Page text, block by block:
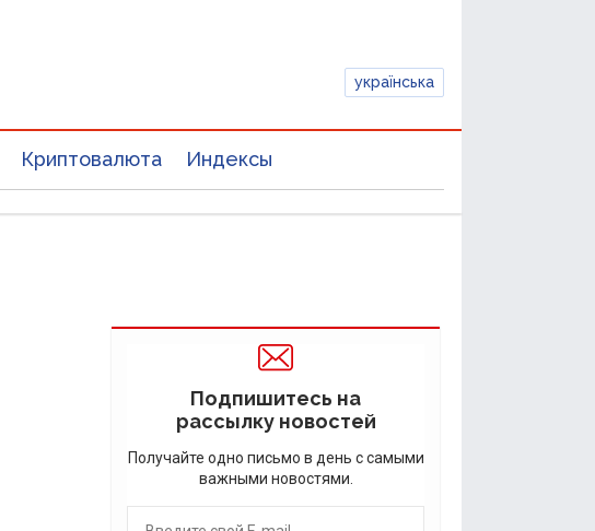
українська
Криптовалюта Индексы
Подпишитесь на
рассылку новостей
Получайте одно письмо в день с самыми
важными новостями.